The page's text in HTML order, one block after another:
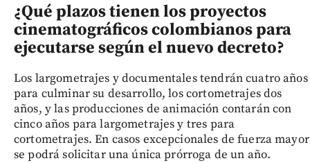
¿Qué plazos tienen los proyectos
cinematográficos colombianos para
ejecutarse según el nuevo decreto?
Los largometrajes y documentales tendrán cuatro años
para culminar su desarrollo, los cortometrajes dos
años, y las producciones de animación contarán con
cinco años para largometrajes y tres para
cortometrajes. En casos excepcionales de fuerza mayor
se podrá solicitar una única prórroga de un año.